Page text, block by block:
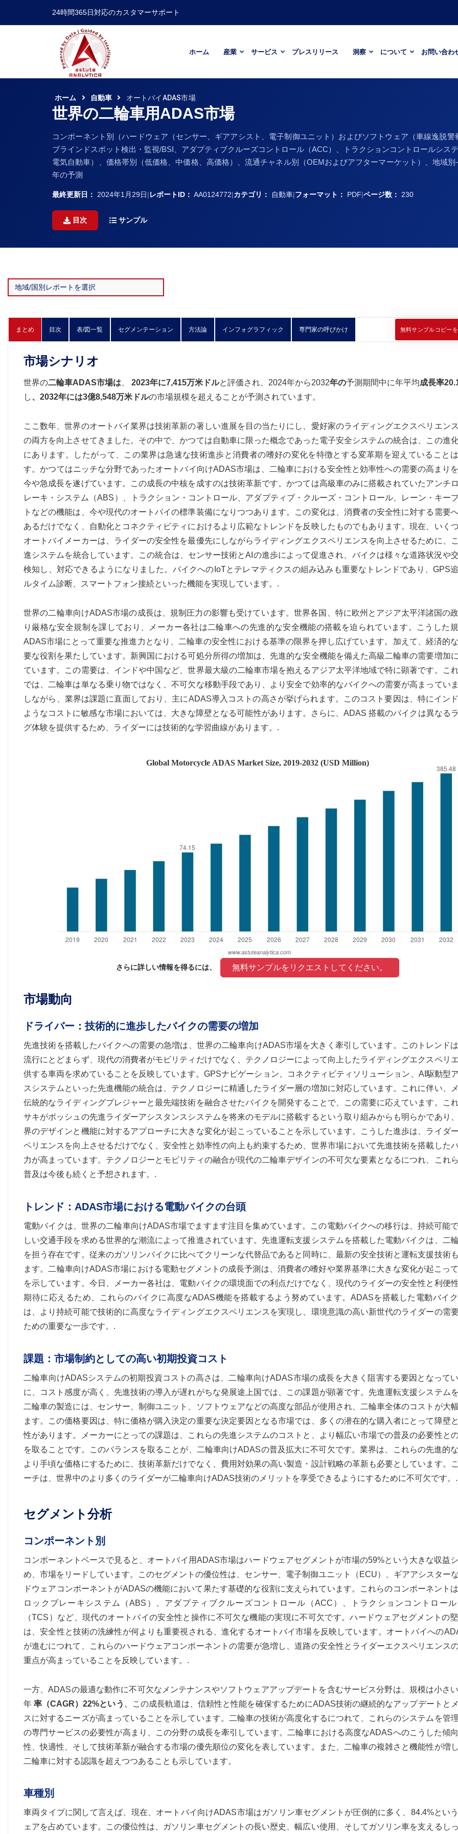
24時間365日対応のカスタマーサポート
ホーム 産業 サービス プレスリリース 洞察 について お問い合わ
ホーム 自動車 オートバイADAS市場
世界の二輪車用ADAS市場
コンポーネント別（ハードウェア（センサー、ギアアシスト、電子制御ユニット）およびソフトウェア（車線逸脱
ブラインドスポット検出・監視/BSI、アダプティブクルーズコントロール（ACC）、トラクションコントロールシス
電気自動車）、価格帯別（低価格、中価格、高価格）、流通チャネル別（OEMおよびアフターマーケット）、地域
年の予測
最終更新日： 2024年1月29日|レポートID： AA0124772|カテゴリ： 自動車|フォーマット： PDF|ページ数： 230
目次 サンプル
まとめ 目次 表/図一覧 セグメンテーション 方法論 インフォグラフィック 専門家の呼びかけ 無料サンプルコピー
市場シナリオ
世界の二輪車ADAS市場は 2023年に7,415万米ドルと評価され、2024年から2032年の予測期間中に年平均成長率
し、2032年には3億8,548万米ドルの市場規模を超えることが予測されています。
ここ数年、世界のオートバイ業界は技術革新の著しい進展を目の当たりにし、愛好家のライディングエクスペリエン
の両方を向上させてきました。その中で、かつては自動車に限った概念であった電子安全システムの統合は、この進
にあります。したがって、この業界は急速な技術進歩と消費者の嗜好の変化を特徴とする変革期を迎えていること
す。かつてはニッチな分野であったオートバイ向けADAS市場は、二輪車における安全性と効率性への需要の高まり
今や急成長を遂げています。この成長の中核を成すのは技術革新です。かつては高級車のみに搭載されていたアンチ
レーキ・システム（ABS）、トラクション・コントロール、アダプティブ・クルーズ・コントロール、レーン・キー
トなどの機能は、今や現代のオートバイの標準装備になりつつあります。この変化は、消費者の安全性に対する需要
あるだけでなく、自動化とコネクティビティにおけるより広範なトレンドを反映したものでもあります。現在、いく
オートバイメーカーは、ライダーの安全性を最優先にしながらライディングエクスペリエンスを向上させるために、
進システムを統合しています。この統合は、センサー技術とAIの進歩によって促進され、バイクは様々な道路状況や
検知し、対応できるようになりました。バイクへのIoTとテレマティクスの組み込みも重要なトレンドであり、GPS
ルタイム診断、スマートフォン接続といった機能を実現しています。.
世界の二輪車向けADAS市場の成長は、規制圧力の影響も受けています。世界各国、特に欧州とアジア太平洋諸国の
り厳格な安全規制を課しており、メーカー各社は二輪車への先進的な安全機能の搭載を迫られています。こうした
ADAS市場にとって重要な推進力となり、二輪車の安全性における基準の限界を押し広げています。加えて、経済的
要な役割を果たしています。新興国における可処分所得の増加は、先進的な安全機能を備えた高級二輪車の需要増加
ています。この需要は、インドや中国など、世界最大級の二輪車市場を抱えるアジア太平洋地域で特に顕著です。こ
では、二輪車は単なる乗り物ではなく、不可欠な移動手段であり、より安全で効率的なバイクへの需要が高まってい
しながら、業界は課題に直面しており、主にADAS導入コストの高さが挙げられます。このコスト要因は、特にイン
ようなコストに敏感な市場においては、大きな障壁となる可能性があります。さらに、ADAS 搭載のバイクは異なる
グ体験を提供するため、ライダーには技術的な学習曲線があります。.
さらに詳しい情報を得るには、 無料サンプルをリクエストしてください。
市場動向
ドライバー：技術的に進歩したバイクの需要の増加
先進技術を搭載したバイクへの需要の急増は、世界の二輪車向けADAS市場を大きく牽引しています。このトレンド
流行にとどまらず、現代の消費者がモビリティだけでなく、テクノロジーによって向上したライディングエクスペリ
供する車両を求めていることを反映しています。GPSナビゲーション、コネクティビティソリューション、AI駆動型
スシステムといった先進機能の統合は、テクノロジーに精通したライダー層の増加に対応しています。これに伴い、
伝統的なライディングプレジャーと最先端技術を融合させたバイクを開発することで、この需要に応えています。こ
サキがボッシュの先進ライダーアシスタンスシステムを将来のモデルに搭載するという取り組みからも明らかであり
界のデザインと機能に対するアプローチに大きな変化が起こっていることを示しています。こうした進歩は、ライダ
ペリエンスを向上させるだけでなく、安全性と効率性の向上も約束するため、世界市場において先進技術を搭載した
力が高まっています。テクノロジーとモビリティの融合が現代の二輪車デザインの不可欠な要素となるにつれ、これ
普及は今後も続くと予想されます。.
トレンド：ADAS市場における電動バイクの台頭
電動バイクは、世界の二輪車向けADAS市場でますます注目を集めています。この電動バイクへの移行は、持続可能
しい交通手段を求める世界的な潮流によって推進されています。先進運転支援システムを搭載した電動バイクは、二
を担う存在です。従来のガソリンバイクに比べてクリーンな代替品であると同時に、最新の安全技術と運転支援技術
ます。二輪車向けADAS市場における電動セグメントの成長予測は、消費者の嗜好や業界基準に大きな変化が起こっ
を示しています。今日、メーカー各社は、電動バイクの環境面での利点だけでなく、現代のライダーの安全性と利便
期待に応えるため、これらのバイクに高度なADAS機能を搭載するよう努めています。ADASを搭載した電動バイ
は、より持続可能で技術的に高度なライディングエクスペリエンスを実現し、環境意識の高い新世代のライダーの需
ための重要な一歩です。.
課題：市場制約としての高い初期投資コスト
二輪車向けADASシステムの初期投資コストの高さは、二輪車向けADAS市場の成長を大きく阻害する要因となって
に、コスト感度が高く、先進技術の導入が遅れがちな発展途上国では、この課題が顕著です。先進運転支援システム
二輪車の製造には、センサー、制御ユニット、ソフトウェアなどの高度な部品が使用され、二輪車全体のコストが大
ます。この価格要因は、特に価格が購入決定の重要な決定要因となる市場では、多くの潜在的な購入者にとって障壁
性があります。メーカーにとっての課題は、これらの先進システムのコストと、より幅広い市場での普及の必要性と
を取ることです。このバランスを取ることが、二輪車向けADASの普及拡大に不可欠です。業界は、これらの先進的
より手頃な価格にするために、技術革新だけでなく、費用対効果の高い製造・設計戦略の革新も必要としています。
ーチは、世界中のより多くのライダーが二輪車向けADAS技術のメリットを享受できるようにするために不可欠です。.
セグメント分析
コンポーネント別
コンポーネントベースで見ると、オートバイ用ADAS市場はハードウェアセグメントが市場の59%という大きな収益
め、市場をリードしています。このセグメントの優位性は、センサー、電子制御ユニット（ECU）、ギアアシスター
ドウェアコンポーネントがADASの機能において果たす基礎的な役割に支えられています。これらのコンポーネント
ロックブレーキシステム（ABS）、アダプティブクルーズコントロール（ACC）、トラクションコントロー
（TCS）など、現代のオートバイの安全性と操作に不可欠な機能の実現に不可欠です。ハードウェアセグメントの
は、安全性と技術の洗練性が何よりも重要視される、進化するオートバイ市場を反映しています。オートバイへの
が進むにつれて、これらのハードウェアコンポーネントの需要が急増し、道路の安全性とライダーエクスペリエンス
重点が高まっていることを反映しています。.
一方、ADASの最適な動作に不可欠なメンテナンスやソフトウェアアップデートを含むサービス分野は、規模は小さ
年率（CAGR）22%という 。この成長軌道は、信頼性と性能を確保するためにADAS技術の継続的なアップデートと
スに対するニーズが高まっていることを示しています。二輪車の技術が高度化するにつれて、これらのシステムを管
の専門サービスの必要性が高まり、この分野の成長を牽引しています。二輪車における高度なADASへのこうした傾
性、快適性、そして技術革新が融合する市場の優先順位の変化を表しています。また、二輪車の複雑さと機能性が増
二輪車に対する認識を超えつつあることも示しています。
車種別
車両タイプに関して言えば、現在、オートバイ向けADAS市場はガソリン車セグメントが圧倒的に多く、84.4%とい
ェアを占めています。この優位性は、ガソリン車セグメントの長い歴史、幅広い使用、そしてガソリン車を支えるし